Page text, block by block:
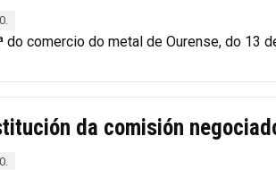
do comercio do metal de Ourense, do 13
da comisión